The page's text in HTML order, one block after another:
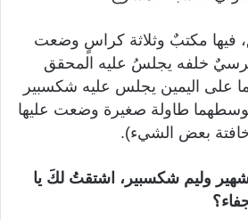
فيها مكتبٌ وثلاثة كراسٍ وضعت
خلفه يجلسُ عليه المحقق
على اليمين يجلس عليه شكسبير
طاولة صغيرة وضعت عليها
خافتة بعض الشيء).
وليم شكسبير، اشتقتُ لكَ يا